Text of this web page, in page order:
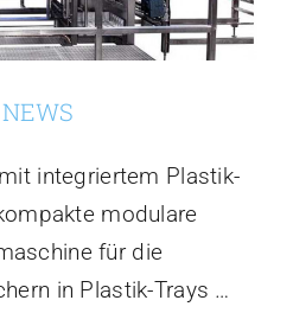
integriertem Plastik-
modulare
für die
in Plastik-Trays …